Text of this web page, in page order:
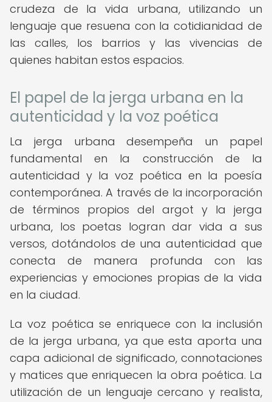
crudeza de la vida urbana, utilizando un
lenguaje que resuena con la cotidianidad de
las calles, los barrios y las vivencias de
quienes habitan estos espacios.
El papel de la jerga urbana en la
autenticidad y la voz poética
La jerga urbana desempeña un papel
fundamental en la construcción de la
autenticidad y la voz poética en la poesía
contemporánea. A través de la incorporación
de términos propios del argot y la jerga
urbana, los poetas logran dar vida a sus
versos, dotándolos de una autenticidad que
conecta de manera profunda con las
experiencias y emociones propias de la vida
en la ciudad.
La voz poética se enriquece con la inclusión
de la jerga urbana, ya que esta aporta una
capa adicional de significado, connotaciones
y matices que enriquecen la obra poética. La
utilización de un lenguaje cercano y realista,